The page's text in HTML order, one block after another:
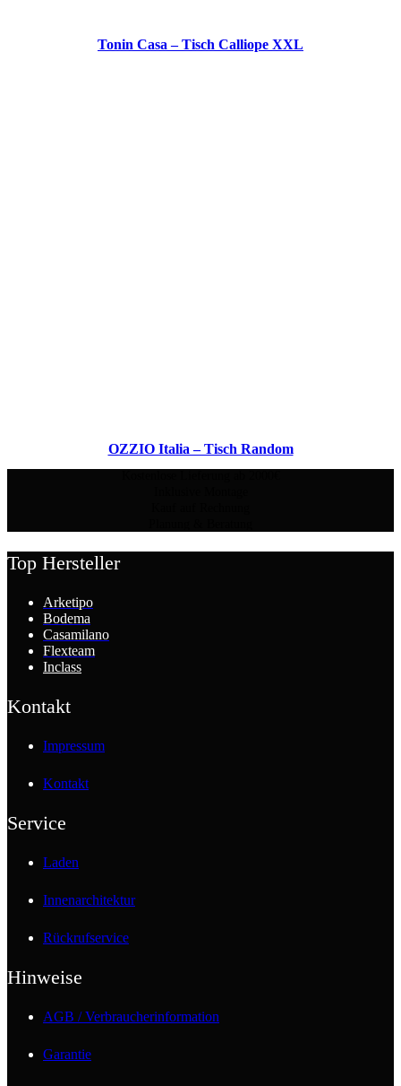
Tonin Casa – Tisch Calliope XXL
OZZIO Italia – Tisch Random
Top Hersteller
Arketipo
Bodema
Casamilano
Flexteam
Inclass
Kontakt
Impressum
Kontakt
Service
Laden
Innenarchitektur
Rückrufservice
Hinweise
AGB / Verbraucherinformation
Garantie